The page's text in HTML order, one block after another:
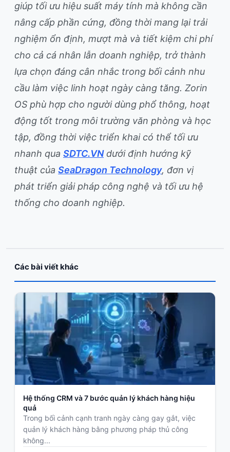
giúp tối ưu hiệu suất máy tính mà không cần
nâng cấp phần cứng, đồng thời mang lại trải
nghiệm ổn định, mượt mà và tiết kiệm chi phí
cho cả cá nhân lẫn doanh nghiệp, trở thành
lựa chọn đáng cân nhắc trong bối cảnh nhu
cầu làm việc linh hoạt ngày càng tăng. Zorin
OS phù hợp cho người dùng phổ thông, hoạt
động tốt trong môi trường văn phòng và học
tập, đồng thời việc triển khai có thể tối ưu
nhanh qua SDTC.VNdưới định hướng kỹ
thuật của SeaDragon Technology, đơn vị
phát triển giải pháp công nghệ và tối ưu hệ
thống cho doanh nghiệp.
Các bài viết khác
Hệ thống CRM và 7 bước quản lý khách hàng hiệu
quả
Trong bối cảnh cạnh tranh ngày càng gay gắt, việc
quản lý khách hàng bằng phương pháp thủ công
không...